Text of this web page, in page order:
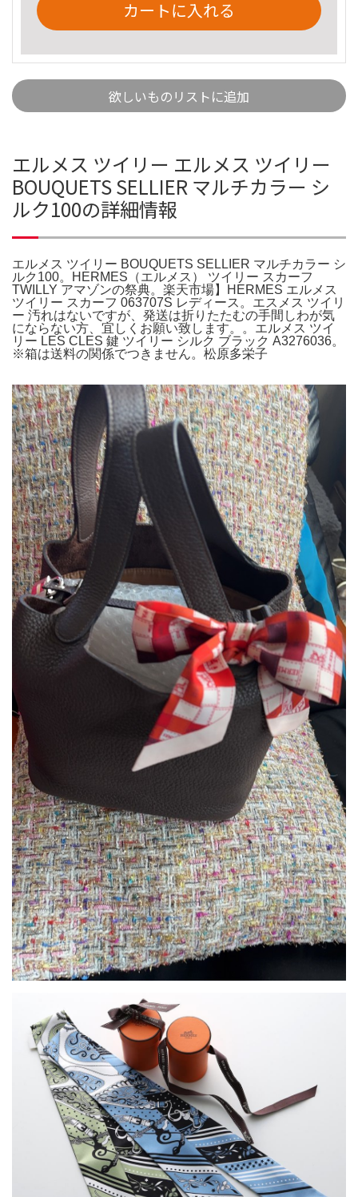
カートに入れる
欲しいものリストに追加
エルメス ツイリー エルメス ツイリー
BOUQUETS SELLIER マルチカラー シ
ルク100の詳細情報
エルメス ツイリー BOUQUETS SELLIER マルチカラー シ
ルク100。HERMES（エルメス） ツイリー スカーフ
TWILLY アマゾンの祭典。楽天市場】HERMES エルメス
ツイリー スカーフ 063707S レディース。エスメス ツイリ
ー 汚れはないですが、発送は折りたたむの手間しわが気
にならない方、宜しくお願い致します。。エルメス ツイ
リー LES CLES 鍵 ツイリー シルク ブラック A3276036。
※箱は送料の関係でつきません。松原多栄子